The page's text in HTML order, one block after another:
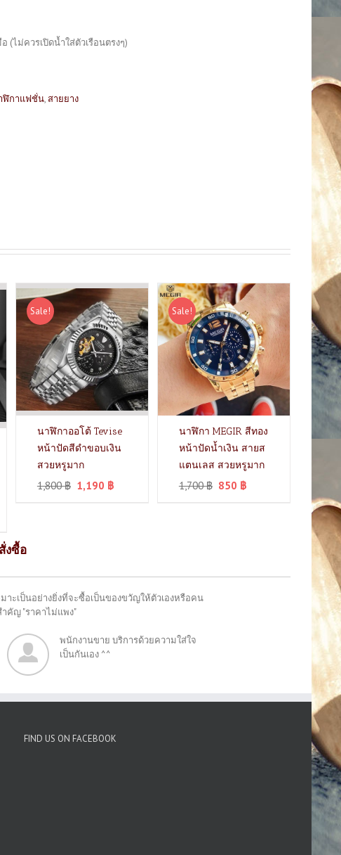
(ไม่ควรเปิดน้ำใส่ตัวเรือนตรงๆ)
ฬิกาแฟชั่น,สายยาง
Sale!
นาฬิกาออโต้ Tevise
หน้าปัดสีดำขอบเงิน
สวยหรูมาก
1,800฿ 1,190 ฿
Sale!
นาฬิกา MEGIR สีทอง
หน้าปัดน้ำเงิน สายส
แตนเลส สวยหรูมาก
1,700฿ 850 ฿
สั่งซื้อ
ะเป็นอย่างยิ่งที่จะซื้อเป็นของขวัญให้ตัวเองหรือคน
คัญ "ราคาไม่แพง"
พนักงานขาย บริการด้วยความใส่ใจ
เป็นกันเอง ^^
FIND US ON FACEBOOK